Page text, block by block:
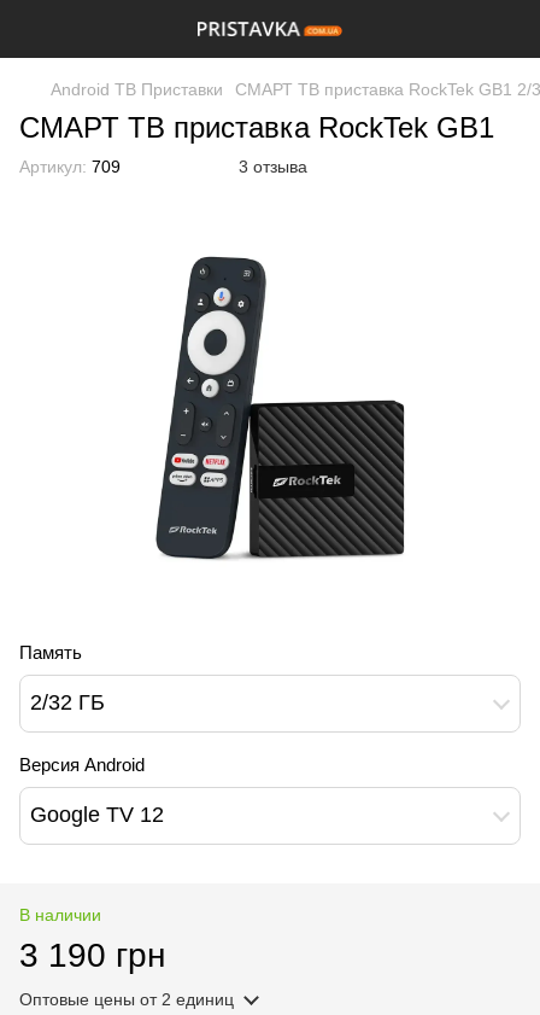
Android ТВ Приставки СМАРТ ТВ приставка RockTek GB1 2/
СМАРТ ТВ приставка RockTek GB1
Артикул: 709 3 отзыва
Память
2/32 ГБ
Версия Android
Google TV 12
В наличии
3 190 грн
Оптовые цены от 2 единиц